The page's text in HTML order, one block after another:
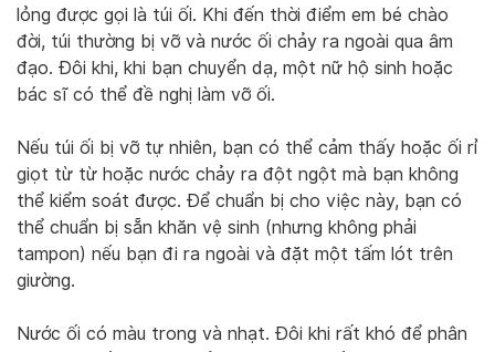
lỏng được gọi là túi ối. Khi đến thời điểm em bé chào
đời, túi thường bị vỡ và nước ối chảy ra ngoài qua âm
đạo. Đôi khi, khi bạn chuyển dạ, một nữ hộ sinh hoặc
bác sĩ có thể đề nghị làm vỡ ối.
Nếu túi ối bị vỡ tự nhiên, bạn có thể cảm thấy hoặc ối rỉ
giọt từ từ hoặc nước chảy ra đột ngột mà bạn không
thể kiểm soát được. Để chuẩn bị cho việc này, bạn có
thể chuẩn bị sẵn khăn vệ sinh (nhưng không phải
tampon) nếu bạn đi ra ngoài và đặt một tấm lót trên
giường.
Nước ối có màu trong và nhạt. Đôi khi rất khó để phân